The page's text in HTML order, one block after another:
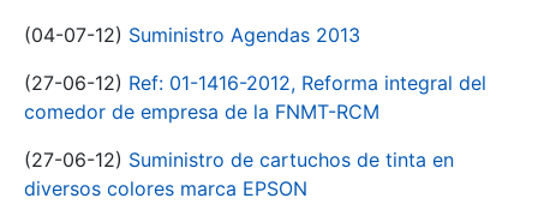
(04-07-12) Suministro Agendas 2013
(27-06-12) Ref: 01-1416-2012, Reforma integral del
comedor de empresa de la FNMT-RCM
(27-06-12) Suministro de cartuchos de tinta en
diversos colores marca EPSON